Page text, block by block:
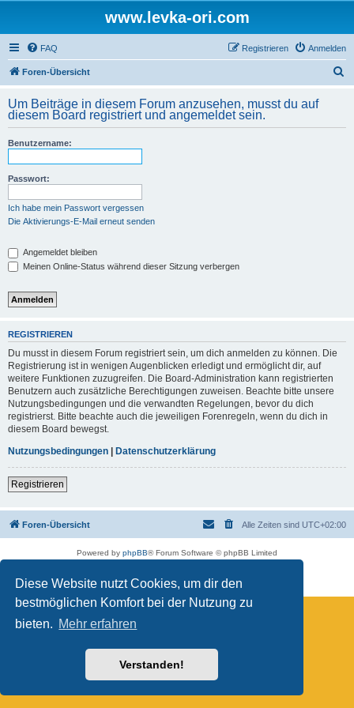
Diese Website nutzt Cookies, um dir den
bestmöglichen Komfort bei der Nutzung zu
bieten. Mehr erfahren
Verstanden!
www.levka-ori.com
FAQ Anmelden
Registrieren
Foren-Übersicht
h
Um Beiträge in diesem Forum anzusehen, musst du auf
diesem Board registriert und angemeldet sein.
Benutzername:
Passwort:
Ich habe mein Passwort vergessen
Die Aktivierungs-E-Mail erneut senden
Angemeldet bleiben
Meinen Online-Status während dieser Sitzung verbergen
REGISTRIEREN
Du musst in diesem Forum registriert sein, um dich anmelden zu können. Die
Registrierung ist in wenigen Augenblicken erledigt und ermöglicht dir, auf
weitere Funktionen zuzugreifen. Die Board-Administration kann registrierten
Benutzern auch zusätzliche Berechtigungen zuweisen. Beachte bitte unsere
Nutzungsbedingungen und die verwandten Regelungen, bevor du dich
registrierst. Bitte beachte auch die jeweiligen Forenregeln, wenn du dich in
diesem Board bewegst.
Nutzungsbedingungen | Datenschutzerklärung
Registrieren
Foren-Übersicht Alle Zeiten sind UTC+02:00
Powered by phpBB® Forum Software © phpBB Limited
Datenschutz|Nutzungsbedingungen